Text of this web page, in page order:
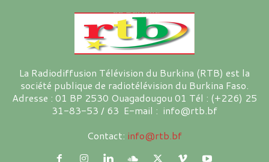
La Radiodiffusion Télévision du Burkina (RTB) est la
société publique de radiotélévision du Burkina Faso.
Adresse : 01 BP 2530 Ouagadougou 01 Tél : (+226) 25
31-83-53 / 63 E-mail : info@rtb.bf
Contact: info@rtb.bf